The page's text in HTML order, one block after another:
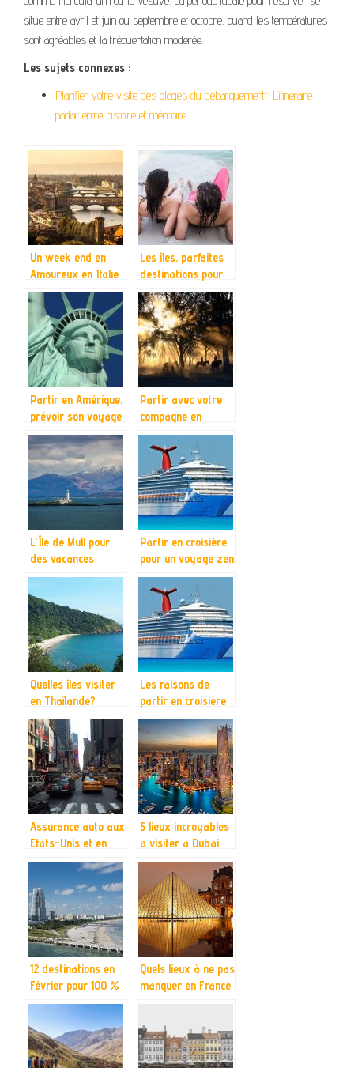
situe entre avril et juin ou septembre et octobre, quand les températures
sont agréables et la fréquentation modérée.
Les sujets connexes :
Planifier votre visite des plages du débarquement : L’itinéraire
parfait entre histoire et mémoire
Un week end en
Amoureux en Italie
Les îles, parfaites
destinations pour
un voyage en
amoureux
Partir en Amérique,
prévoir son voyage
Partir avec votre
compagne en
Australie pour la
saint valentin.
L’Île de Mull pour
des vacances
agréables
Partir en croisière
pour un voyage zen
Quelles îles visiter
en Thaïlande?
Les raisons de
partir en croisière
Assurance auto aux
Etats-Unis et en
Australie : que faut-
5 lieux incroyables
a visiter a Dubai
12 destinations en
Février pour 100 %
de soleil
Quels lieux à ne pas
manquer en France